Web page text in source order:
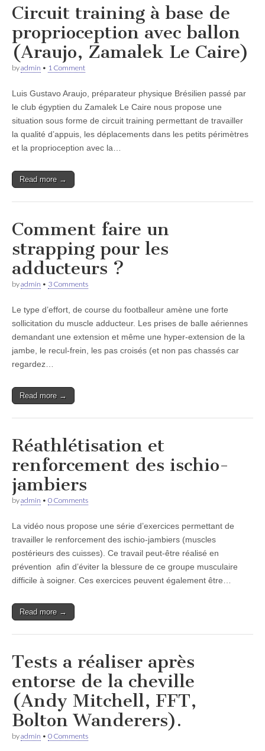
Circuit training à base de
proprioception avec ballon
(Araujo, Zamalek Le Caire)
byadmin • 1 Comment
Luis Gustavo Araujo, préparateur physique Brésilien passé par
le club égyptien du Zamalek Le Caire nous propose une
situation sous forme de circuit training permettant de travailler
la qualité d’appuis, les déplacements dans les petits périmètres
et la proprioception avec la…
Read more →
Comment faire un
strapping pour les
adducteurs ?
byadmin • 3 Comments
Le type d’effort, de course du footballeur amène une forte
sollicitation du muscle adducteur. Les prises de balle aériennes
demandant une extension et même une hyper-extension de la
jambe, le recul-frein, les pas croisés (et non pas chassés car
regardez…
Read more →
Réathlétisation et
renforcement des ischio-
jambiers
byadmin • 0 Comments
La vidéo nous propose une série d’exercices permettant de
travailler le renforcement des ischio-jambiers (muscles
postérieurs des cuisses). Ce travail peut-être réalisé en
prévention afin d’éviter la blessure de ce groupe musculaire
difficile à soigner. Ces exercices peuvent également être…
Read more →
Tests a réaliser après
entorse de la cheville
(Andy Mitchell, FFT,
Bolton Wanderers).
byadmin • 0 Comments